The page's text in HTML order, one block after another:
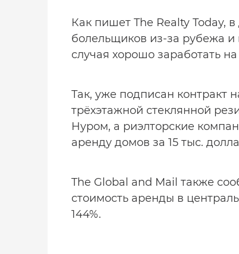
Как пишет The Realty Today,
болельщиков из-за рубежа и
случая хорошо заработать
Так, уже подписан контракт
трёхэтажной стеклянной
Нуром, а риэлторские
аренду домов за 15 тыс.
The Global and Mail также
стоимость аренды в
144%.